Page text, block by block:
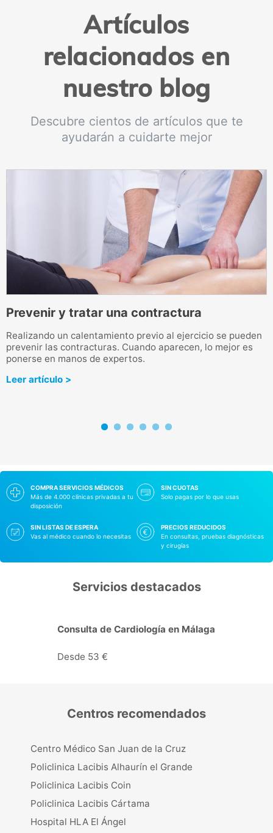
Artículos
relacionados en
nuestro blog
Descubre cientos de artículos que te
ayudarán a cuidarte mejor
Prevenir y tratar una contractura
Realizando un calentamiento previo al ejercicio se pueden
prevenir las contracturas. Cuando aparecen, lo mejor es
ponerse en manos de expertos.
Leer artículo >
COMPRA SERVICIOS MÉDICOS
Más de 4.000 clínicas privadas a tu
disposición
SIN CUOTAS
Solo pagas por lo que usas
SIN LISTAS DE ESPERA
Vas al médico cuando lo necesitas
PRECIOS REDUCIDOS
En consultas, pruebas diagnósticas
y cirugías
Servicios destacados
Consulta de Cardiología en Málaga
Desde 53 €
Centros recomendados
Centro Médico San Juan de la Cruz
Policlinica Lacibis Alhaurín el Grande
Policlinica Lacibis Coin
Policlinica Lacibis Cártama
Hospital HLA El Ángel